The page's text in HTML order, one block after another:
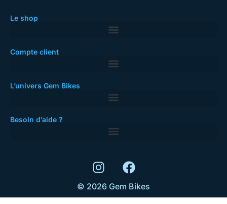
Le shop
Compte client
L’univers Gem Bikes
Besoin d’aide ?
© 2026 Gem Bikes